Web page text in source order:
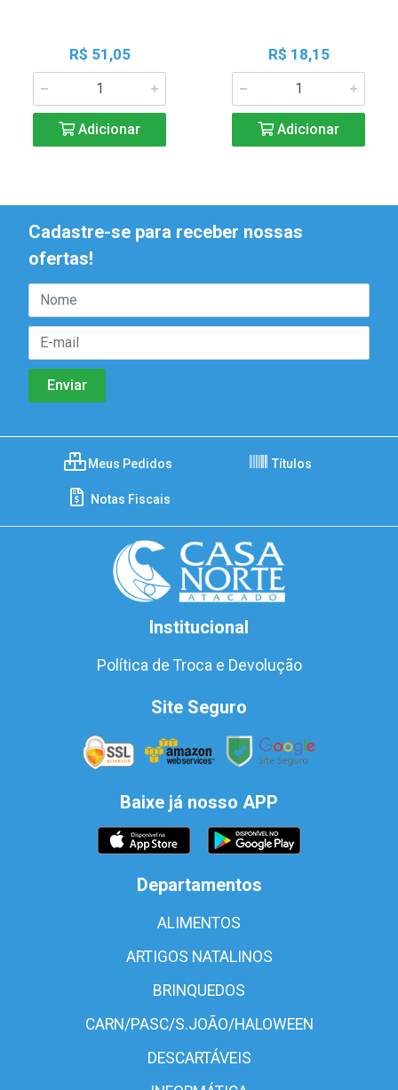
R$ 51,05
Adicionar
R$ 18,15
Adicionar
Cadastre-se para receber nossas
ofertas!
Meus Pedidos Títulos
Notas Fiscais
Institucional
Política de Troca e Devolução
Site Seguro
Baixe já nosso APP
Departamentos
ALIMENTOS
ARTIGOS NATALINOS
BRINQUEDOS
CARN/PASC/S.JOÃO/HALOWEEN
DESCARTÁVEIS